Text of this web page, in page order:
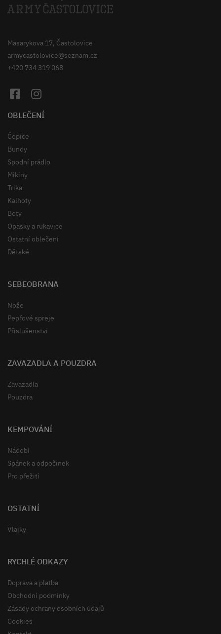
Masarykova 17, Častolovice
armycastolovice@seznam.cz
+420 734 319 068
OBLEČENÍ
Čepice
Bundy
Spodní prádlo
Mikiny
Trika
Kalhoty
Boty
Opasky a rukavice
Ostatní oblečení
Dětské
SEBEOBRANA
Nože
Pepřové spreje
Příslušenství
ZAVAZADLA A POUZDRA
Zavazadla
Pouzdra
KEMPOVÁNÍ
Nádobí
Spánek a odpočinek
Pro přežití
OSTATNÍ
Vlajky
RYCHLÉ ODKAZY
Doprava a platba
Obchodní podmínky
Zásady ochrany osobních údajů
Cookies